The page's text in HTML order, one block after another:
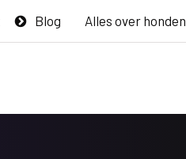
Blog Alles over honden